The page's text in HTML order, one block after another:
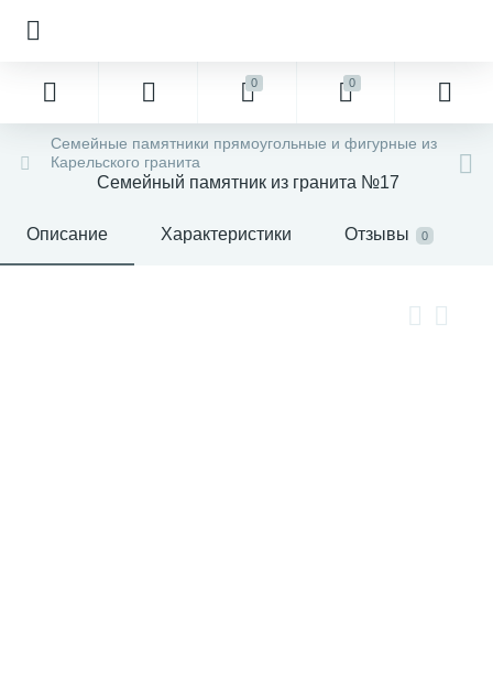
0 0
Семейные памятники прямоугольные и фигурные из
Карельского гранита
Семейный памятник из гранита №17
Описание Характеристики Отзывы 0